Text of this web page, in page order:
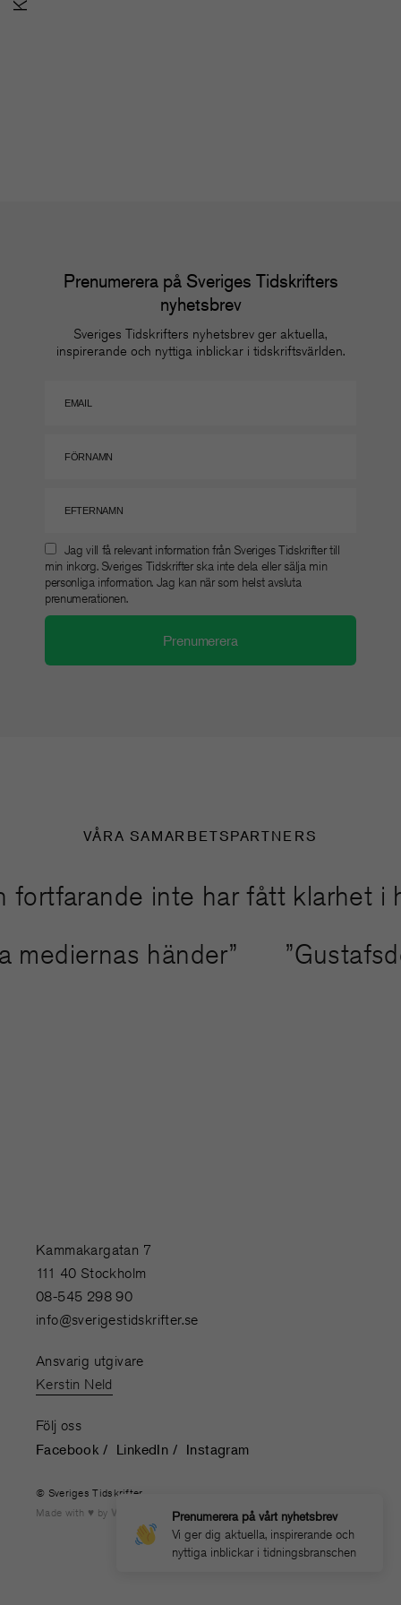
Prenumerera på vårt nyhetsbrev
Vi ger dig aktuella, inspirerande och
nyttiga inblickar i tidningsbranschen
Prenumerera på Sveriges Tidskrifters
nyhetsbrev
Sveriges Tidskrifters nyhetsbrev ger aktuella,
inspirerande och nyttiga inblickar i tidskriftsvärlden.
Jag vill få relevant information från Sveriges Tidskrifter till
min inkorg. Sveriges Tidskrifter ska inte dela eller sälja min
personliga information. Jag kan när som helst avsluta
prenumerationen.
VÅRA SAMARBETSPARTNERS
inte har fått klarhet i
mediernas händer”
Kammakargatan 7
111 40 Stockholm
08-545 298 90
info@sverigestidskrifter.se
Ansvarig utgivare
Kerstin Neld
Följ oss
Facebook LinkedIn Instagram
© Sveriges Tidskrifter
Made with
by WONDERFOUR